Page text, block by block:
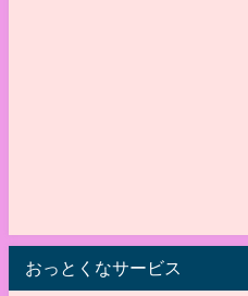
おっとくなサービス